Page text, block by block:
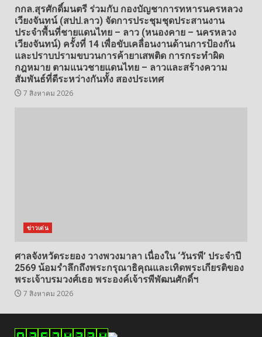
กกล.สุรศักดิ์มนตรี ร่วมกับ กองบัญชาการทหารนครหลวง
เวียงจันทน์ (สปป.ลาว) จัดการประชุมชุดประสานงาน
ประจำพื้นที่ชายแดนไทย – ลาว (หนองคาย – นครหลวง
เวียงจันทน์) ครั้งที่ 14 เพื่อขับเคลื่อนงานด้านการป้องกัน
และปราบปรามขบวนการค้ายาเสพติด การกระทำผิด
กฎหมาย ตามแนวชายแดนไทย – ลาวและสร้างความ
สัมพันธ์ที่ดีระหว่างกันทั้ง สองประเทศ
7 สิงหาคม 2026
ข่าวเด่น
ศาลจังหวัดระยอง วางพวงมาลา เนื่องใน ‘วันรพี’ ประจำปี
2569 น้อมรำลึกถึงพระกรุณาธิคุณและเทิดพระเกียรติของ
พระเจ้าบรมวงศ์เธอ พระองค์เจ้ารพีพัฒนศักดิ์ฯ
7 สิงหาคม 2026